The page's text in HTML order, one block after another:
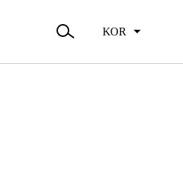
검
열
KOR